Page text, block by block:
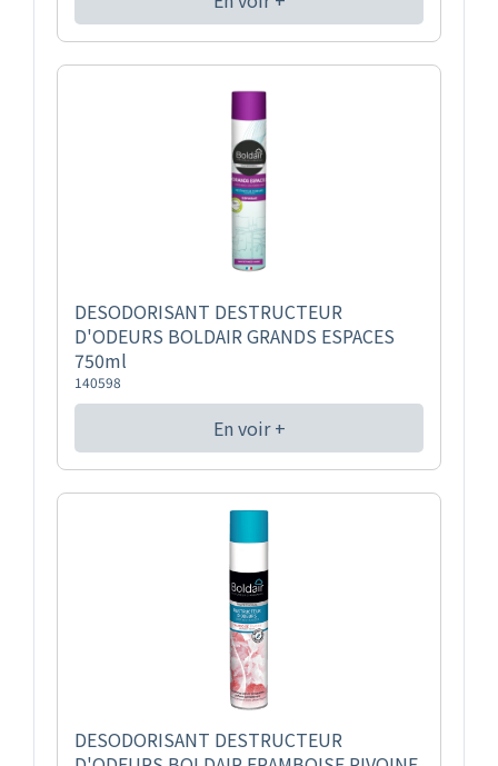
DESODORISANT DESTRUCTEUR
D'ODEURS BOLDAIR GRANDS ESPACES
750ml
140598
En voir +
DESODORISANT DESTRUCTEUR